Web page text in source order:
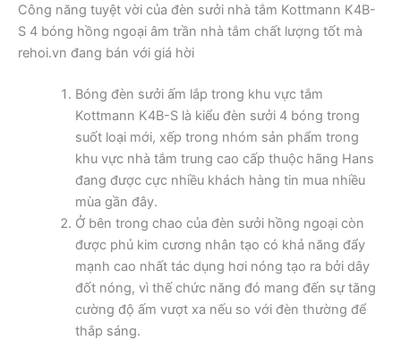
Công năng tuyệt vời của đèn sưởi nhà tắm Kottmann K4B-
S 4 bóng hồng ngoại âm trần nhà tắm chất lượng tốt mà
rehoi.vn đang bán với giá hời
Bóng đèn sưởi ấm lắp trong khu vực tắm
Kottmann K4B-S là kiểu đèn sưởi 4 bóng trong
suốt loại mới, xếp trong nhóm sản phẩm trong
khu vực nhà tắm trung cao cấp thuộc hãng Hans
đang được cực nhiều khách hàng tin mua nhiều
mùa gần đây.
Ở bên trong chao của đèn sưởi hồng ngoại còn
được phủ kim cương nhân tạo có khả năng đẩy
mạnh cao nhất tác dụng hơi nóng tạo ra bởi dây
đốt nóng, vì thế chức năng đó mang đến sự tăng
cường độ ấm vượt xa nếu so với đèn thường để
thắp sáng.